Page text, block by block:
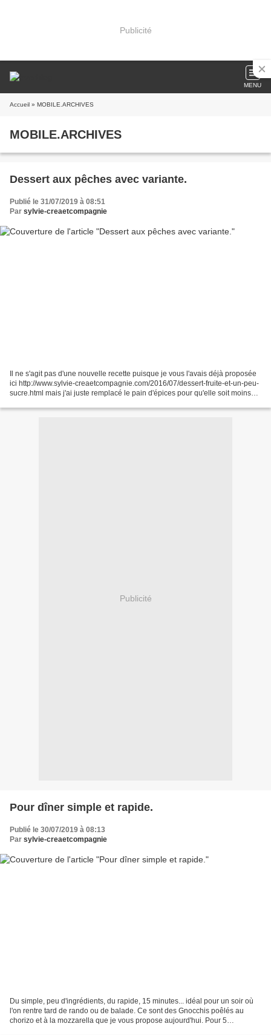
Publicité
MENU
Accueil » MOBILE.ARCHIVES
MOBILE.ARCHIVES
Dessert aux pêches avec variante.
Publié le 31/07/2019 à 08:51
Par sylvie-creaetcompagnie
Il ne s'agit pas d'une nouvelle recette puisque je vous l'avais déjà proposée
ici http://www.sylvie-creaetcompagnie.com/2016/07/dessert-fruite-et-un-peu-
sucre.html mais j'ai juste remplacé le pain d'épices pour qu'elle soit moins
Publicité
Pour dîner simple et rapide.
Publié le 30/07/2019 à 08:13
Par sylvie-creaetcompagnie
Du simple, peu d'ingrédients, du rapide, 15 minutes... idéal pour un soir où
l'on rentre tard de rando ou de balade. Ce sont des Gnocchis poêlés au
chorizo et à la mozzarella que je vous propose aujourd'hui. Pour 5